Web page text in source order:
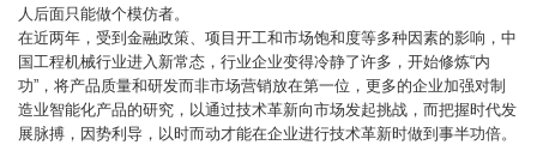
人后面只能做个模仿者。
在近两年，受到金融政策、项目开工和市场饱和度等多种因素的影响，中
国工程机械行业进入新常态，行业企业变得冷静了许多，开始修炼“内
功”，将产品质量和研发而非市场营销放在第一位，更多的企业加强对制
造业智能化产品的研究，以通过技术革新向市场发起挑战，而把握时代发
展脉搏，因势利导，以时而动才能在企业进行技术革新时做到事半功倍。